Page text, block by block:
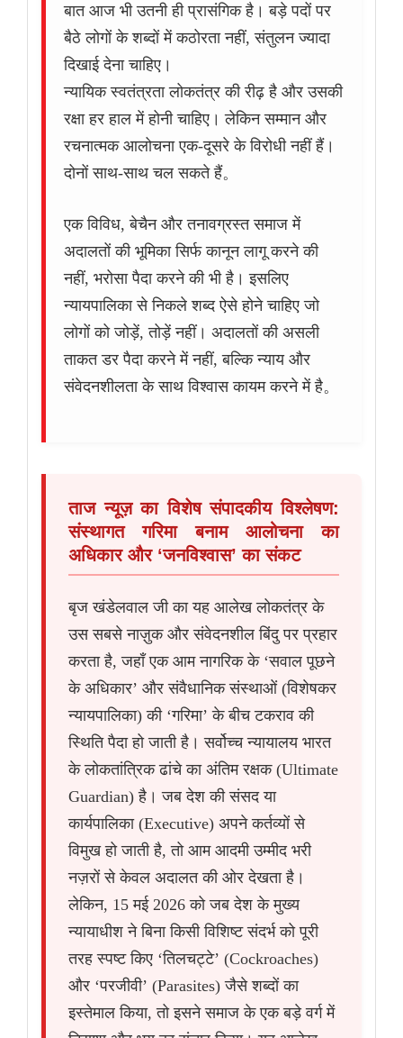
बात आज भी उतनी ही प्रासंगिक है। बड़े पदों पर
बैठे लोगों के शब्दों में कठोरता नहीं, संतुलन ज्यादा
दिखाई देना चाहिए।
न्यायिक स्वतंत्रता लोकतंत्र की रीढ़ है और उसकी
रक्षा हर हाल में होनी चाहिए। लेकिन सम्मान और
रचनात्मक आलोचना एक-दूसरे के विरोधी नहीं हैं।
दोनों साथ-साथ चल सकते हैं。
एक विविध, बेचैन और तनावग्रस्त समाज में
अदालतों की भूमिका सिर्फ कानून लागू करने की
नहीं, भरोसा पैदा करने की भी है। इसलिए
न्यायपालिका से निकले शब्द ऐसे होने चाहिए जो
लोगों को जोड़ें, तोड़ें नहीं। अदालतों की असली
ताकत डर पैदा करने में नहीं, बल्कि न्याय और
संवेदनशीलता के साथ विश्वास कायम करने में है。
ताज न्यूज़ का विशेष संपादकीय विश्लेषण:
संस्थागत गरिमा बनाम आलोचना का
अधिकार और ‘जनविश्वास’ का संकट
बृज खंडेलवाल जी का यह आलेख लोकतंत्र के
उस सबसे नाज़ुक और संवेदनशील बिंदु पर प्रहार
करता है, जहाँ एक आम नागरिक के ‘सवाल पूछने
के अधिकार’ और संवैधानिक संस्थाओं (विशेषकर
न्यायपालिका) की ‘गरिमा’ के बीच टकराव की
स्थिति पैदा हो जाती है। सर्वोच्च न्यायालय भारत
के लोकतांत्रिक ढांचे का अंतिम रक्षक (Ultimate
Guardian) है। जब देश की संसद या
कार्यपालिका (Executive) अपने कर्तव्यों से
विमुख हो जाती है, तो आम आदमी उम्मीद भरी
नज़रों से केवल अदालत की ओर देखता है।
लेकिन, 15 मई 2026 को जब देश के मुख्य
न्यायाधीश ने बिना किसी विशिष्ट संदर्भ को पूरी
तरह स्पष्ट किए ‘तिलचट्टे’ (Cockroaches)
और ‘परजीवी’ (Parasites) जैसे शब्दों का
इस्तेमाल किया, तो इसने समाज के एक बड़े वर्ग में